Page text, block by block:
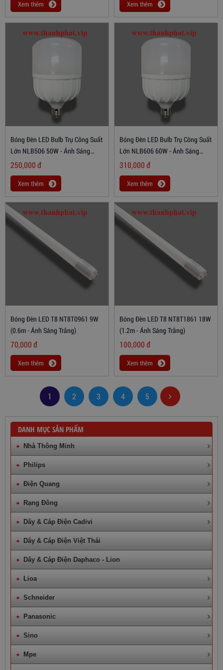
Xem thêm Xem thêm
Bóng Đèn LED Bulb Trụ Công Suất
Lớn NLB506 50W - Ánh Sáng
Trắng
250,000đ
Xem thêm
Bóng Đèn LED Bulb Trụ Công Suất
Lớn NLB606 60W - Ánh Sáng
Trắng
310,000đ
Xem thêm
Bóng Đèn LED T8 NT8T0961 9W
(0.6m - Ánh Sáng Trắng)
70,000đ
Xem thêm
Bóng Đèn LED T8 NT8T1861 18W
(1.2m - Ánh Sáng Trắng)
100,000đ
Xem thêm
1 2 3 4 5
DANH MỤC SẢN PHẨM
Nhà Thông Minh
Philips
Điện Quang
Rạng Đông
Dây & Cáp Điện Cadivi
Dây & Cáp Điện Việt Thái
Dây & Cáp Điện Daphaco - Lion
Lioa
Schneider
Panasonic
Sino
Mpe